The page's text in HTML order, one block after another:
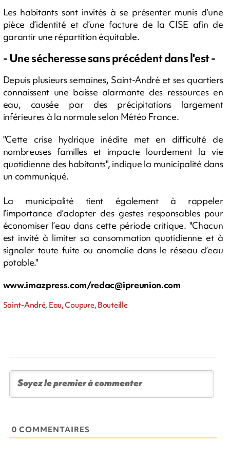
Les habitants sont invités à se présenter munis d’une
pièce d’identité et d’une facture de la CISE afin de
garantir une répartition équitable.
- Une sécheresse sans précédent dans l'est -
Depuis plusieurs semaines, Saint-André et ses quartiers
connaissent une baisse alarmante des ressources en
eau, causée par des précipitations largement
inférieures à la normale selon Météo France.
"Cette crise hydrique inédite met en difficulté de
nombreuses familles et impacte lourdement la vie
quotidienne des habitants", indique la municipalité dans
un communiqué.
La municipalité tient également à rappeler
l’importance d’adopter des gestes responsables pour
économiser l’eau dans cette période critique. "Chacun
est invité à limiter sa consommation quotidienne et à
signaler toute fuite ou anomalie dans le réseau d’eau
potable."
www.imazpress.com/redac@ipreunion.com
Saint-André, Eau, Coupure, Bouteille
0 COMMENTAIRES